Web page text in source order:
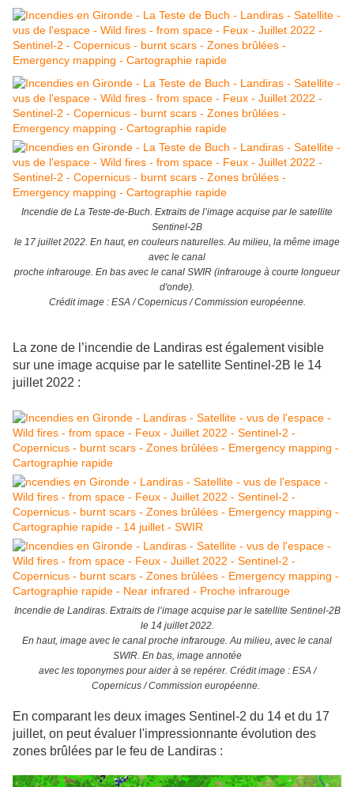
Incendie de La Teste-de-Buch. Extraits de l’image acquise par le satellite
Sentinel-2B
le 17 juillet 2022. En haut, en couleurs naturelles. Au milieu, la même image
avec le canal
proche infrarouge. En bas avec le canal SWIR (infrarouge à courte longueur
d'onde).
Crédit image : ESA / Copernicus / Commission européenne.
La zone de l’incendie de Landiras est également visible
sur une image acquise par le satellite Sentinel-2B le 14
juillet 2022 :
Incendie de Landiras. Extraits de l’image acquise par le satellite Sentinel-2B
le 14 juillet 2022.
En haut, image avec le canal proche infrarouge. Au milieu, avec le canal
SWIR. En bas, image annotée
avec les toponymes pour aider à se repérer. Crédit image : ESA /
Copernicus / Commission européenne.
En comparant les deux images Sentinel-2 du 14 et du 17
juillet, on peut évaluer l'impressionnante évolution des
zones brûlées par le feu de Landiras :